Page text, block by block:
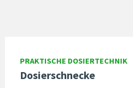
PRAKTISCHE DOSIERTECHNIK
Dosierschnecke